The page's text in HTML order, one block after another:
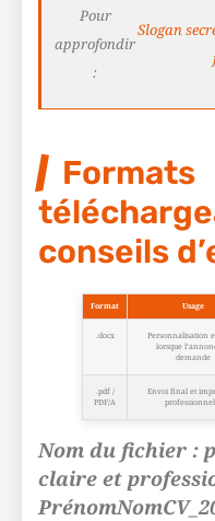
Pour
approfondir
:
Slogan
Formats
conseils
Format Usage
.docx
Personnalisation
lorsque
demande
.pdf /
PDF/A
Envoi final et
Nom du fichier :
claire et